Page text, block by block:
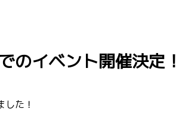
のイベント開催決定！
た！